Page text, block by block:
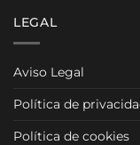
LEGAL
Aviso Legal
Política de
Política de cookies